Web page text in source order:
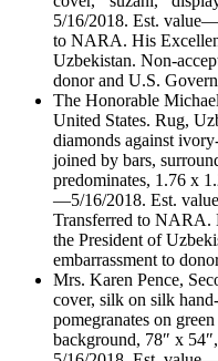
5/16/2018. Est.
to NARA. His
Uzbekistan. Non-
donor and U.S.
The Honorable
United States. Rug,
diamonds against
joined by bars,
predominates, 1.76 x
—5/16/2018. Est.
Transferred to NARA.
the President of
embarrassment to
Mrs. Karen Pence,
cover, silk on silk
pomegranates on
background, 78″ x